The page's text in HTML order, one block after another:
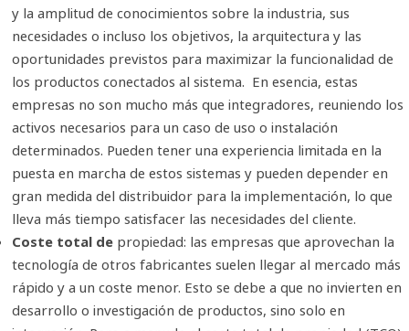
y la amplitud de conocimientos sobre la industria, sus
necesidades o incluso los objetivos, la arquitectura y las
oportunidades previstos para maximizar la funcionalidad de
los productos conectados al sistema. En esencia, estas
empresas no son mucho más que integradores, reuniendo los
activos necesarios para un caso de uso o instalación
determinados. Pueden tener una experiencia limitada en la
puesta en marcha de estos sistemas y pueden depender en
gran medida del distribuidor para la implementación, lo que
lleva más tiempo satisfacer las necesidades del cliente.
Coste total depropiedad: las empresas que aprovechan la
tecnología de otros fabricantes suelen llegar al mercado más
rápido y a un coste menor. Esto se debe a que no invierten en
desarrollo o investigación de productos, sino solo en